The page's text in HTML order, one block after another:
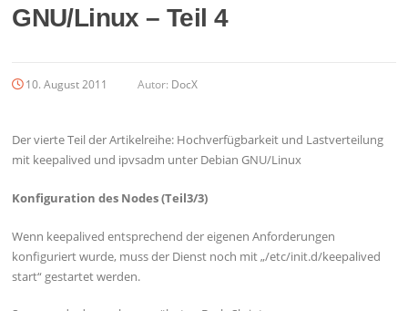
GNU/Linux – Teil 4
10. August 2011 Autor: DocX
Der vierte Teil der Artikelreihe: Hochverfügbarkeit und Lastverteilung
mit keepalived und ipvsadm unter Debian GNU/Linux
Konfiguration des Nodes (Teil3/3)
Wenn keepalived entsprechend der eigenen Anforderungen
konfiguriert wurde, muss der Dienst noch mit „/etc/init.d/keepalived
start“ gestartet werden.